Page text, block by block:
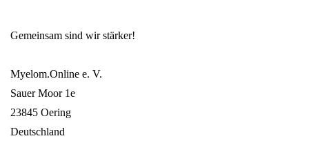
Gemeinsam sind wir stärker!
Myelom.Online e. V.
Sauer Moor 1e
23845 Oering
Deutschland